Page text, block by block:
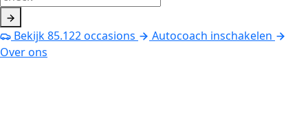
Bekijk85.122occasions
Autocoach inschakelen
Over ons